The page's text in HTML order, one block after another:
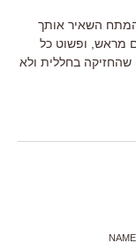
השאיר אותך
מראש, ופשוט כל
שהחזיקה בחללית ולא